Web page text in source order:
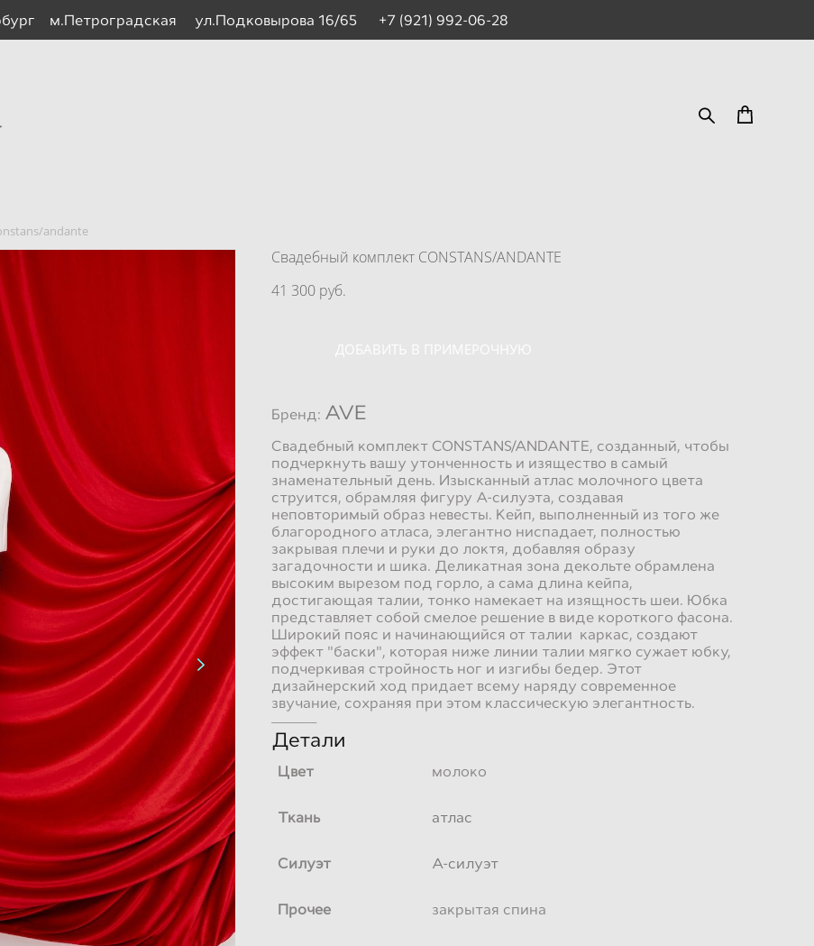
м.Петроградская ул.Подковырова 16/65 +7 (921) 992-06-28
andante
Свадебный комплект CONSTANS/ANDANTE
41 300 pуб.
ДОБАВИТЬ В ПРИМЕРОЧНУЮ
Бренд: AVE
Свадебный комплект CONSTANS/ANDANTE, созданный, чтобы
подчеркнуть вашу утонченность и изящество в самый
знаменательный день. Изысканный атлас молочного цвета
струится, обрамляя фигуру А-силуэта, создавая
неповторимый образ невесты. Кейп, выполненный из того же
благородного атласа, элегантно ниспадает, полностью
закрывая плечи и руки до локтя, добавляя образу
загадочности и шика. Деликатная зона декольте обрамлена
высоким вырезом под горло, а сама длина кейпа,
достигающая талии, тонко намекает на изящность шеи. Юбка
представляет собой смелое решение в виде короткого фасона.
Широкий пояс и начинающийся от талии каркас, создают
эффект "баски", которая ниже линии талии мягко сужает юбку,
подчеркивая стройность ног и изгибы бедер. Этот
дизайнерский ход придает всему наряду современное
звучание, сохраняя при этом классическую элегантность.
Детали
Цвет молоко
Ткань атлас
Силуэт А-силуэт
Прочее закрытая спина